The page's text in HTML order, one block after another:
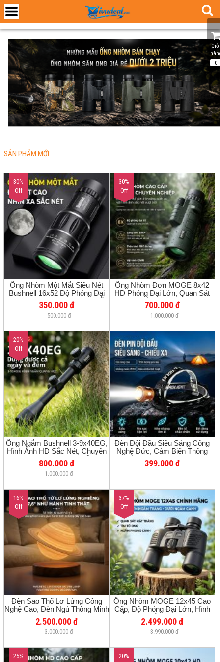
SẢN PHẨM MỚI
30%
Off
Ống Nhòm Một Mắt Siêu Nét
Bushnell 16x52 Độ Phóng Đại
Cao, Quan Sát Mặt Trăng, Hỗ
Trợ Nhìn Đêm Ánh Sáng Yếu,
Gắn Điện Thoại Chụp Ảnh Từ
350.000 đ
500.000 đ
30%
Off
Ống Nhòm Đơn MOGE 8x42
HD Phóng Đại Lớn, Quan Sát
Ban Đêm Ánh Sáng Yếu, Chụp
Ảnh Điện Thoại, Ngắm Chim, Du
Lịch, Xem Hòa Nhạc
700.000 đ
1.000.000 đ
20%
Off
Ống Ngắm Bushnell 3-9x40EG,
Hình Ảnh HD Sắc Nét, Chuyên
Dùng Cho Hòa Nhạc, Hỗ Trợ
Chụp Ảnh Bằng Điện Thoại,
Quan Sát Trong Điều Kiện Ánh
Thiết Kế Nhỏ Gọn Dễ Mang
Theo
800.000 đ
1.000.000 đ
Đèn Đội Đầu Siêu Sáng Công
Nghệ Đức, Cảm Biến Thông
Minh, Ánh Sáng Mạnh, Phù Hợp
Sửa Chữa, Câu Cá Ban Đêm,
399.000 đ
16%
Off
Đèn Sao Thổ Lơ Lửng Công
Nghệ Cao, Đèn Ngủ Thông Minh
Tạo Không Gian, Từ Trường
Độc Đáo, Hiệu Ứng 3D
2.500.000 đ
3.000.000 đ
37%
Off
Ống Nhòm MOGE 12x45 Cao
Cấp, Độ Phóng Đại Lớn, Hình
Ảnh HD Sắc Nét, Chuyên
Nghiệp Cho Du Lịch, Ngắm
Cảnh, Xem Thể Thao, Quan Sát
2.499.000 đ
3.990.000 đ
25%
20%
Giỏ
0